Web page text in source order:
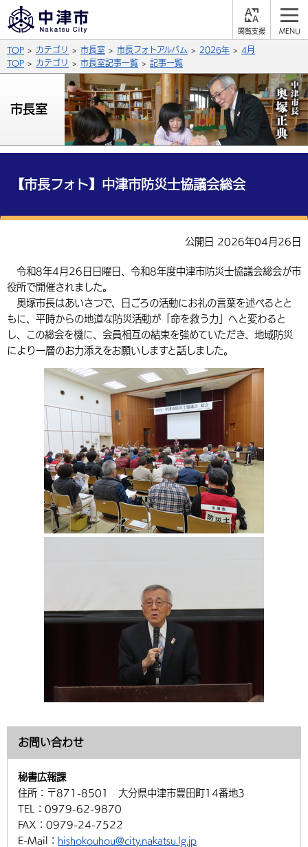
支
背景色
青 白
文字の大きさ
拡大 標準 縮小
言語を選択
英語（English） 中国語（簡体字）
中国語（繁体字） 韓国語（한국어）
組織案内
公式SNS
X (Twitter) YouTube
サイト内検索
総合メニュー
保険・年金
福祉・介護 健康・予防
税金
環境・衛生 生涯学習・スポーツ・人権
選挙 外国人の方向け情報
入札・契約 産業・雇用
農林水産業 税金
都市整備
子育て・教育
施設情報 子どもを預ける
手当・助成 健康・医療
相談・支援・情報 計画・施策
観光・移住
観光なび スポットを探す
遊ぶ・体験する グルメ・食べる
買う・おみやげ 四季のイベント・祭り
移住・定住
市政情報
中津市について 市役所の紹介
地方創生・地域活性化 広報・広聴
行政・計画
TOP カテゴリ 市長室 市長フォトアルバム 2026年
4月
TOP
カテゴリ 市長室記事一覧 記事一覧
市長室
【市長フォト】中津市防災士協議会総会
公開日 2026年04月26日
令和8年4月26日日曜日、令和8年度中津市防災士協議会総会が市
役所で開催されました。
奥塚市長はあいさつで、日ごろの活動にお礼の言葉を述べるとと
もに、平時からの地道な防災活動が「命を救う力」へと変わると
し、この総会を機に、会員相互の結束を強めていただき、地域防災
により一層のお力添えをお願いしますと話しました。
お問い合わせ
秘書広報課
住所： 〒871-8501 大分県中津市豊田町14番地3
TEL： 0979-62-9870
FAX： 0979-24-7522
E-Mail： hishokouhou@city.nakatsu.lg.jp